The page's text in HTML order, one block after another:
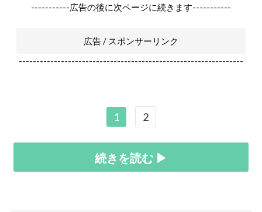
-----------広告の後に次ページに続きます-----------
広告 / スポンサーリンク
----------------------------------------------------------------
1 2
続きを読む ▶